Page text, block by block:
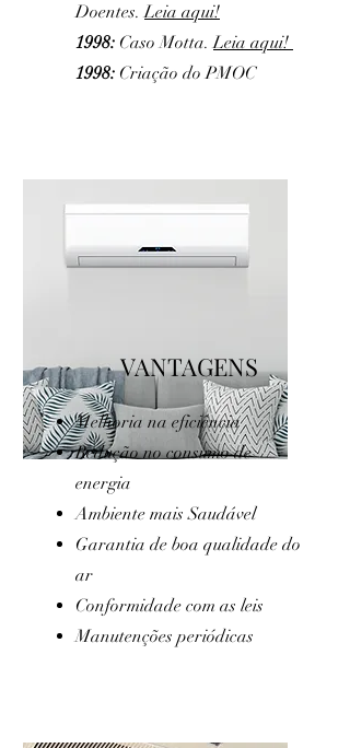
Doentes.Leia aqui!
1998: Caso Motta.Leia aqui!
1998: Criação do PMOC
VANTAGENS
Melhoria na eficiência
Redução no consumo de
energia
Ambiente mais Saudável
Garantia de boa qualidade do
ar
Conformidade com as leis
Manutenções periódicas